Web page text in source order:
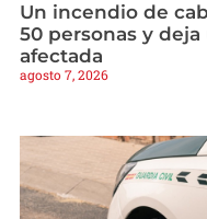
Un incendio de
50 personas y deja
afectada
agosto 7, 2026